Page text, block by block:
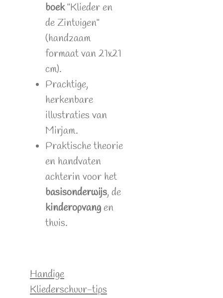
boek"Klieder en
de Zintuigen"
(handzaam
formaat van 21x21
cm).
Prachtige,
herkenbare
illustraties van
Mirjam.
Praktische theorie
en handvaten
achterin voor het
basisonderwijs, de
kinderopvangen
thuis.
Handige
Kliederschuur-tips